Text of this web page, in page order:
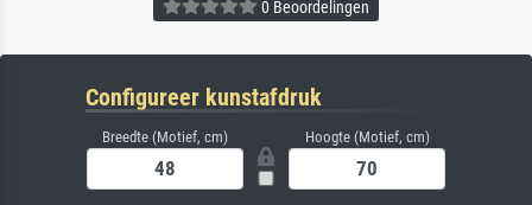
0 Beoordelingen
Configureer kunstafdruk
Breedte (Motief, cm) Hoogte (Motief, cm)